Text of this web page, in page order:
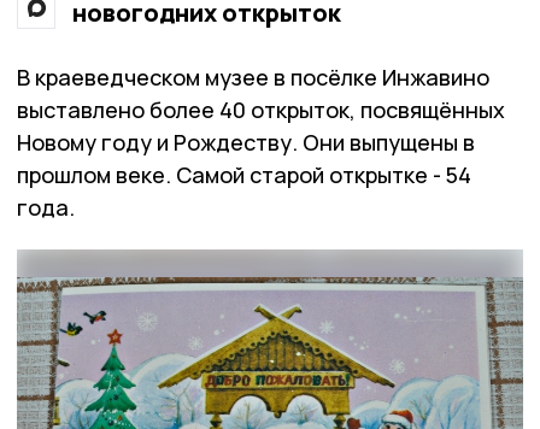
новогодних открыток
В краеведческом музее в посёлке Инжавино
выставлено более 40 открыток, посвящённых
Новому году и Рождеству. Они выпущены в
прошлом веке. Самой старой открытке - 54
года.